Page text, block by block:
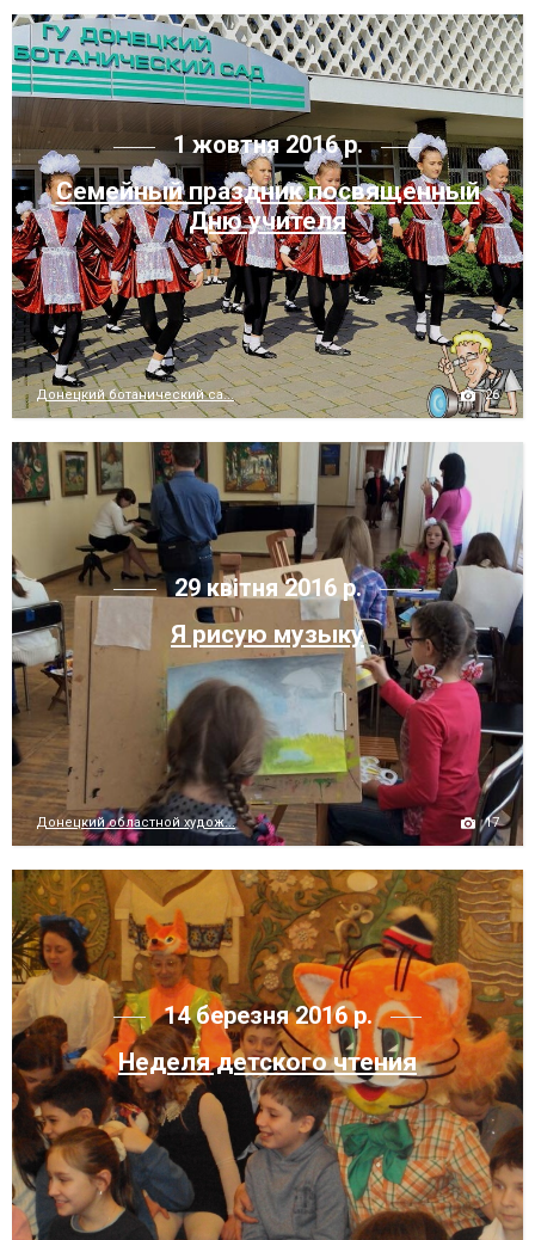
1 жовтня 2016 р.
Семейный праздник посвященный
Дню учителя
Донецкий ботанический са... 26
29 квітня 2016 р.
Я рисую музыку
Донецкий областной худож... 17
14 березня 2016 р.
Неделя детского чтения